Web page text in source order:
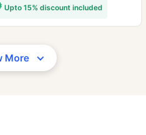
Upto 15% discount included
More